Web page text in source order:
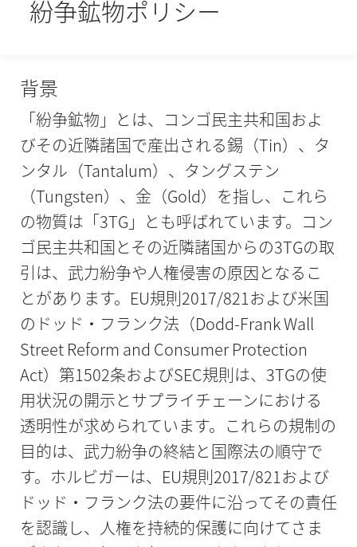
紛争鉱物ポリシー
背景
「紛争鉱物」とは、コンゴ民主共和国およ
びその近隣諸国で産出される錫（Tin）、タ
ンタル（Tantalum）、タングステン
（Tungsten）、金（Gold）を指し、これら
の物質は「3TG」とも呼ばれています。コン
ゴ民主共和国とその近隣諸国からの3TGの取
引は、武力紛争や人権侵害の原因となるこ
とがあります。EU規則2017/821および米国
のドッド・フランク法（Dodd-Frank Wall
Street Reform and Consumer Protection
Act）第1502条およびSEC規則は、3TGの使
用状況の開示とサプライチェーンにおける
透明性が求められています。これらの規制の
目的は、武力紛争の終結と国際法の順守で
す。ホルビガーは、EU規則2017/821および
ドッド・フランク法の要件に沿ってその責任
を認識し、人権を持続的保護に向けてさま